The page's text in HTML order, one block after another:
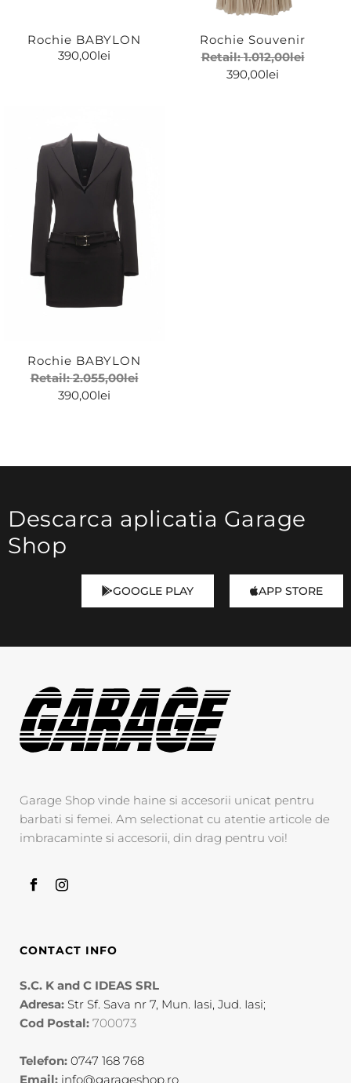
Rochie BABYLON
390,00lei
Rochie Souvenir
Retail:1.012,00lei
390,00lei
Rochie BABYLON
Retail:2.055,00lei
390,00lei
Descarca aplicatia Garage
Shop
GOOGLE PLAY APP STORE
Garage Shop vinde haine si accesorii unicat pentru
barbati si femei. Am selectionat cu atentie articole de
imbracaminte si accesorii, din drag pentru voi!
CONTACT INFO
S.C. K and C IDEAS SRL
Adresa: Str Sf. Sava nr 7, Mun. Iasi, Jud. Iasi;
Cod Postal: 700073
Telefon: 0747 168 768
Email: info@garageshop.ro